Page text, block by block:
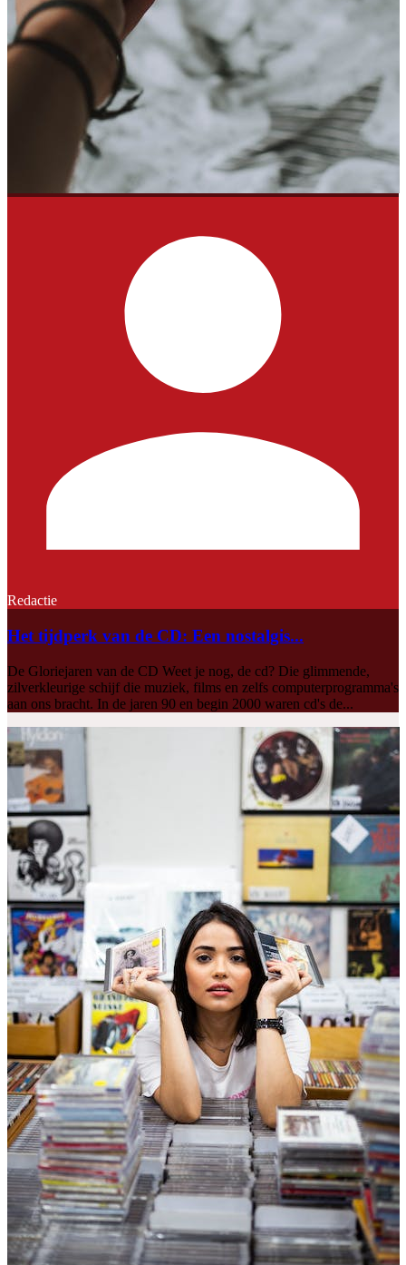
Redactie
Het tijdperk van de CD: Een nostalgis...
De Gloriejaren van de CD Weet je nog, de cd? Die glimmende,
zilverkleurige schijf die muziek, films en zelfs computerprogramma's
aan ons bracht. In de jaren 90 en begin 2000 waren cd's de...